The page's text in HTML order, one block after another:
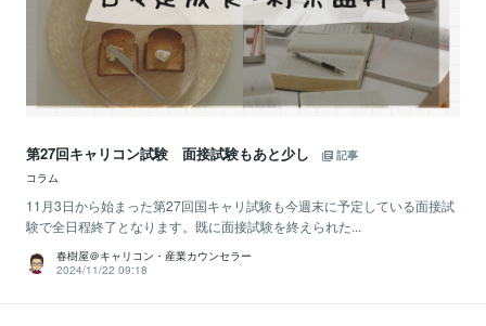
第27回キャリコン試験 面接試験もあと少し
記事
コラム
11月3日から始まった第27回国キャリ試験も今週末に予定している面接試
験で全日程終了となります。既に面接試験を終えられた...
春樹屋＠キャリコン・産業カウンセラー
2024/11/22 09:18